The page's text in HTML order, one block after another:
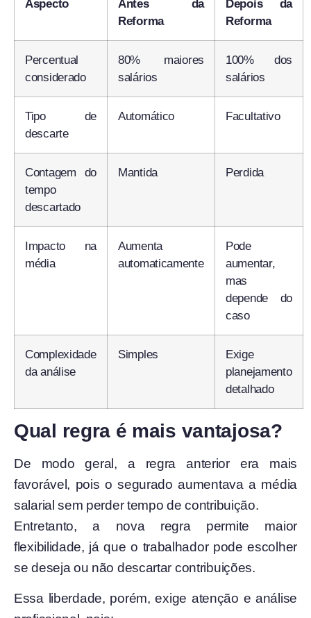
Aspecto
Antes da
Reforma
Depois da
Reforma
Percentual
considerado
80% maiores
salários
100% dos
salários
Tipo de
descarte
Automático Facultativo
Contagem do
tempo
descartado
Mantida Perdida
Impacto na
média
Aumenta
automaticamente
Pode
aumentar,
mas
depende do
caso
Complexidade
da análise
Simples
Exige
planejamento
detalhado
Qual regra é mais vantajosa?
De modo geral, a regra anterior era mais
favorável, pois o segurado aumentava a média
salarial sem perder tempo de contribuição.
Entretanto, a nova regra permite maior
flexibilidade, já que o trabalhador pode escolher
se deseja ou não descartar contribuições.
Essa liberdade, porém, exige atenção e análise